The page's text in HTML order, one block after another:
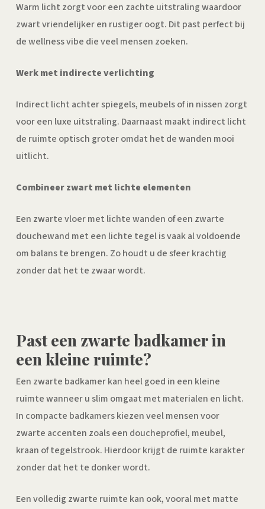
Warm licht zorgt voor een zachte uitstraling waardoor
zwart vriendelijker en rustiger oogt. Dit past perfect bij
de wellness vibe die veel mensen zoeken.
Werk met indirecte verlichting
Indirect licht achter spiegels, meubels of in nissen zorgt
voor een luxe uitstraling. Daarnaast maakt indirect licht
de ruimte optisch groter omdat het de wanden mooi
uitlicht.
Combineer zwart met lichte elementen
Een zwarte vloer met lichte wanden of een zwarte
douchewand met een lichte tegel is vaak al voldoende
om balans te brengen. Zo houdt u de sfeer krachtig
zonder dat het te zwaar wordt.
Past een zwarte badkamer in
een kleine ruimte?
Een zwarte badkamer kan heel goed in een kleine
ruimte wanneer u slim omgaat met materialen en licht.
In compacte badkamers kiezen veel mensen voor
zwarte accenten zoals een doucheprofiel, meubel,
kraan of tegelstrook. Hierdoor krijgt de ruimte karakter
zonder dat het te donker wordt.
Een volledig zwarte ruimte kan ook, vooral met matte